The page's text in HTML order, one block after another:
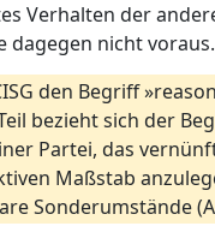
Verhalten der
dagegen nicht voraus.
den Begriff
bezieht sich der
Partei, das
Maßstab
Sonderumstände